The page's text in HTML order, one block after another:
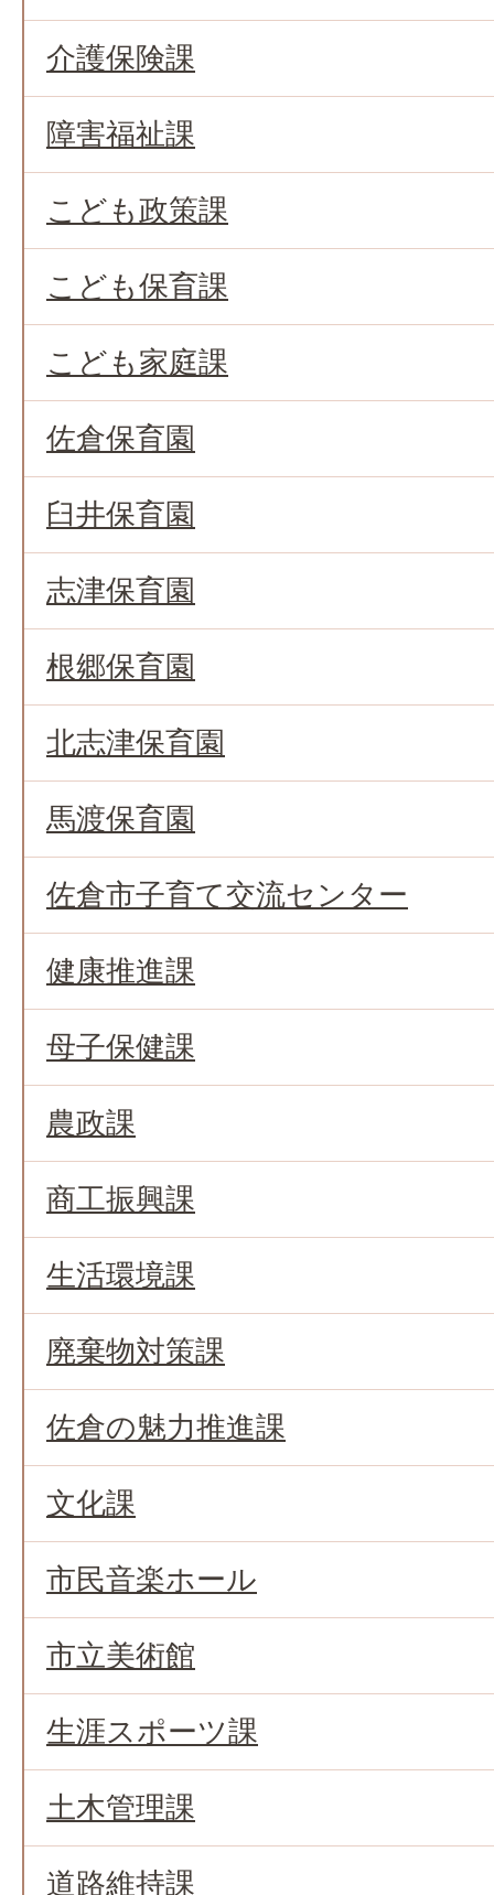
介護保険課
障害福祉課
こども政策課
こども保育課
こども家庭課
佐倉保育園
臼井保育園
志津保育園
根郷保育園
北志津保育園
馬渡保育園
佐倉市子育て交流センター
健康推進課
母子保健課
農政課
商工振興課
生活環境課
廃棄物対策課
佐倉の魅力推進課
文化課
市民音楽ホール
市立美術館
生涯スポーツ課
土木管理課
道路維持課